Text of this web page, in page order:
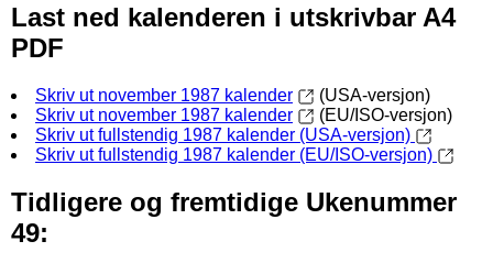
Last ned kalenderen i utskrivbar A4
PDF
Skriv ut november 1987 kalender
(USA-versjon)
Skriv ut november 1987 kalender
(EU/ISO-versjon)
Skriv ut fullstendig 1987 kalender (USA-versjon)
Skriv ut fullstendig 1987 kalender (EU/ISO-versjon)
Tidligere og fremtidige Ukenummer
49: